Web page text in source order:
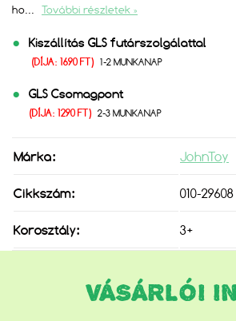
ho
További részletek »
Kiszállítás GLS futárszolgálattal
(DÍJA: 1690 FT) 1-2 MUNKANAP
GLS Csomagpont
(DÍJA: 1290 FT) 2-3 MUNKANAP
Márka: JohnToy
Cikkszám: 010-29608
Korosztály: 3+
VÁSÁRLÓI